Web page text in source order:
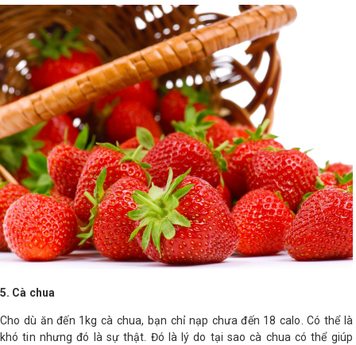
5. Cà chua
Cho dù ăn đến 1kg cà chua, bạn chỉ nạp chưa đến 18 calo. Có thể là
khó tin nhưng đó là sự thật. Đó là lý do tại sao cà chua có thể giúp